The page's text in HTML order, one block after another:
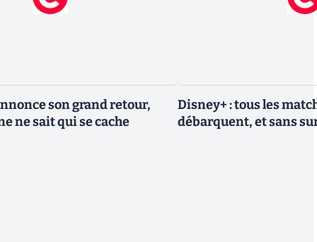
son grand retour,
ne sait qui se cache
Disney+ : tous les
débarquent, et sans